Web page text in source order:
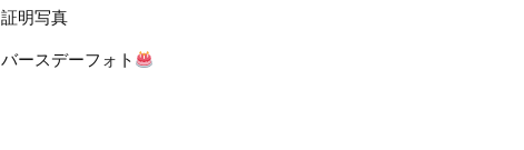
証明写真
バースデーフォト